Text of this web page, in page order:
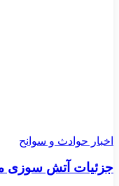
اخبار حوادث و سوانح
جزئیات آتش سوزی